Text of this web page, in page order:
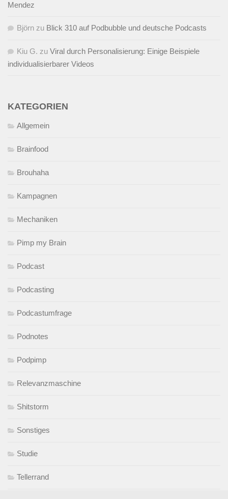
Mendez
Björn zu Blick 310 auf Podbubble und deutsche Podcasts
Kiu G. zu Viral durch Personalisierung: Einige Beispiele
individualisierbarer Videos
KATEGORIEN
Allgemein
Brainfood
Brouhaha
Kampagnen
Mechaniken
Pimp my Brain
Podcast
Podcasting
Podcastumfrage
Podnotes
Podpimp
Relevanzmaschine
Shitstorm
Sonstiges
Studie
Tellerrand